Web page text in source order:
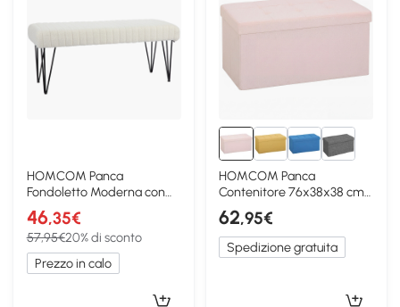
HOMCOM Panca
Fondoletto Moderna con
Gambe a Forcina Bianco
Crema
46,35€
57,95€20% di sconto
Prezzo in calo
HOMCOM Panca
Contenitore 76x38x38 cm
Rosa
62,95€
Spedizione gratuita